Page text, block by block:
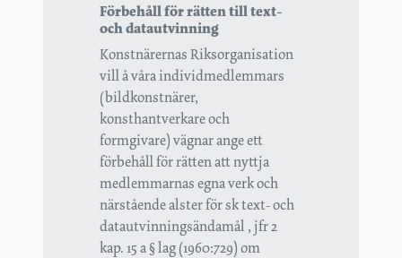
Förbehåll för rätten till text-
och datautvinning
Konstnärernas Riksorganisation
vill å våra individmedlemmars
(bildkonstnärer,
konsthantverkare och
formgivare) vägnar ange ett
förbehåll för rätten att nyttja
medlemmarnas egna verk och
närstående alster för sk text- och
datautvinningsändamål , jfr 2
kap. 15 a § lag (1960:729) om